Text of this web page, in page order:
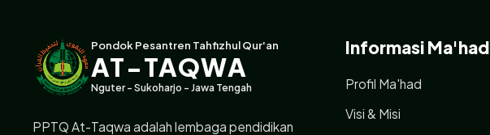
Pondok Pesantren Tahfizhul Qur'an
AT-TAQWA
Nguter - Sukoharjo - Jawa Tengah
PPTQ At-Taqwa adalah lembaga pendidikan
Informasi Ma'had
Profil Ma'had
Visi & Misi